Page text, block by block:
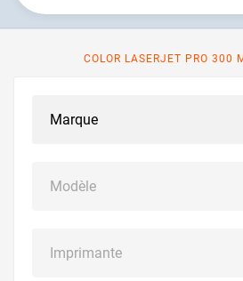
COLOR LASERJET PRO 300